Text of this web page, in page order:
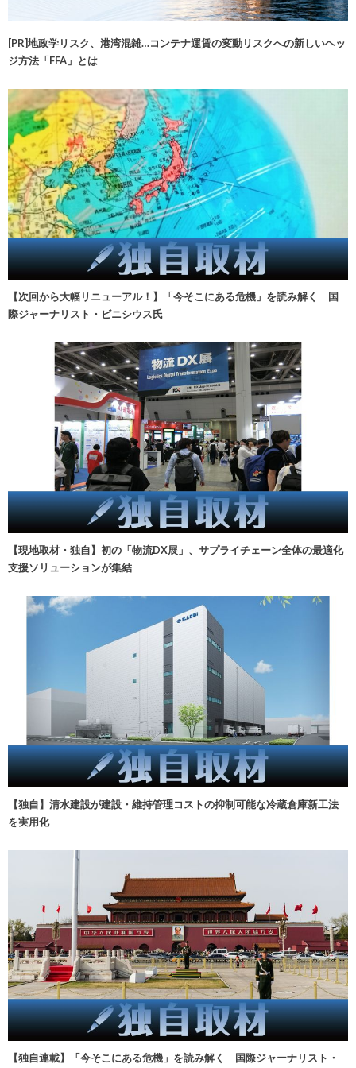
[PR]地政学リスク、港湾混雑…コンテナ運賃の変動リスクへの新しいヘッ
ジ方法「FFA」とは
【次回から大幅リニューアル！】「今そこにある危機」を読み解く 国
際ジャーナリスト・ビニシウス氏
【現地取材・独自】初の「物流DX展」、サプライチェーン全体の最適化
支援ソリューションが集結
【独自】清水建設が建設・維持管理コストの抑制可能な冷蔵倉庫新工法
を実用化
【独自連載】「今そこにある危機」を読み解く 国際ジャーナリスト・